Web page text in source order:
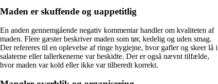
Maden er skuffende og uappetitlig
En anden gennemgående negativ kommentar handler om kvaliteten af
maden. Flere gæster beskriver maden som tør, kedelig og uden smag.
Der refereres til en oplevelse af ringe hygiejne, hvor gafler og skeer lå i
salaterne eller tallerkenerne var beskidte. Der er også nævnt tilfælde,
hvor maden var kold eller ikke var tilberedt korrekt.